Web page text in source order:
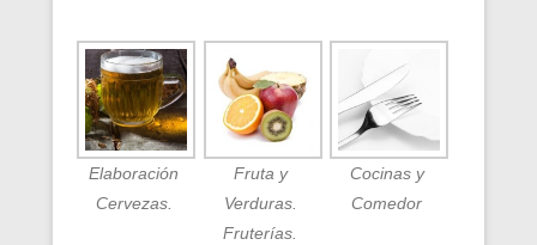
Elaboración
Cervezas.
Fruta y
Verduras.
Fruterías.
Cocinas y
Comedor